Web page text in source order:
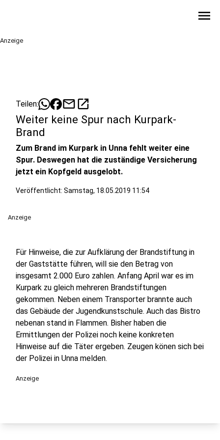
menu
Anzeige
Teilen: mailopen_in_new
Weiter keine Spur nach Kurpark-
Brand
Zum Brand im Kurpark in Unna fehlt weiter eine
Spur. Deswegen hat die zuständige Versicherung
jetzt ein Kopfgeld ausgelobt.
Veröffentlicht: Samstag, 18.05.2019 11:54
Anzeige
Für Hinweise, die zur Aufklärung der Brandstiftung in
der Gaststätte führen, will sie den Betrag von
insgesamt 2.000 Euro zahlen. Anfang April war es im
Kurpark zu gleich mehreren Brandstiftungen
gekommen. Neben einem Transporter brannte auch
das Gebäude der Jugendkunstschule. Auch das Bistro
nebenan stand in Flammen. Bisher haben die
Ermittlungen der Polizei noch keine konkreten
Hinweise auf die Täter ergeben. Zeugen könen sich bei
der Polizei in Unna melden.
Anzeige